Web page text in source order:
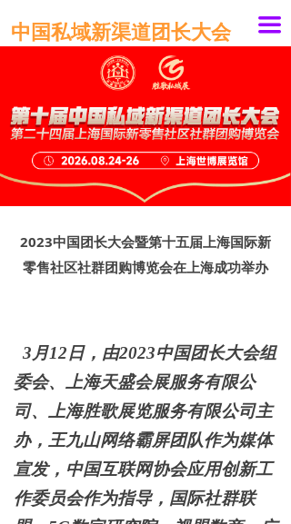
끀
中国私域新渠道团长大会
2023中国团长大会暨第十五届上海国际新
零售社区社群团购博览会在上海成功举办
3 月12日， 由2023中国团长大会组
委会、上海天盛会展服务有限公
司、上海胜歌展览服务有限公司主
办，王九山网络霸屏团队作为媒体
宣发，中国互联网协会应用创新工
作委员会作为指导，国际社群联